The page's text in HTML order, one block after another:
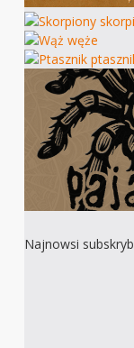
Najnowsi